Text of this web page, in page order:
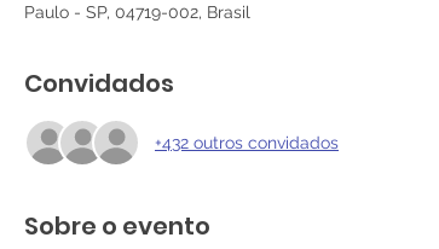
Paulo - SP, 04719-002, Brasil
Convidados
+432 outros convidados
Sobre o evento